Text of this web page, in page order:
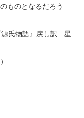
ものとなるだろう
氏物語』戻し訳 星